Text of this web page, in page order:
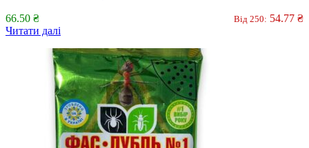
66.50 ₴ Від 250: 54.77 ₴
Читати далі